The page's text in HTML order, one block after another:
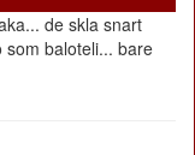
de skla snart
som baloteli... bare